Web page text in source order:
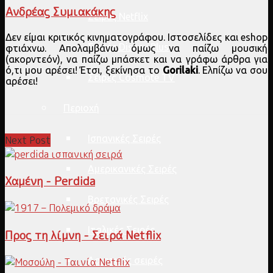
Σειρές Netflix
Σειρές Disney Plus
Σειρές Cosmote TV
Ιταλικές Σειρές
Ασιατικές σειρές
Ανδρέας Συμιακάκης
Δεν είμαι κριτικός κινηματογράφου. Ιστοσελίδες και eshop
φτιάχνω. Απολαμβάνω όμως να παίζω μουσική
(ακορντεόν), να παίζω μπάσκετ και να γράφω άρθρα για
ό,τι μου αρέσει! Έτσι, ξεκίνησα το Gorilaki. Ελπίζω να σου
αρέσει!
Next Post
Χαμένη - Perdida
Προς τη λίμνη - Σειρά Netflix